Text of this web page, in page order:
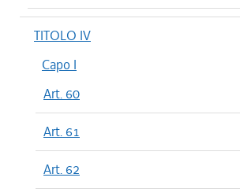
TITOLO IV
Capo I
Art. 60
Art. 61
Art. 62